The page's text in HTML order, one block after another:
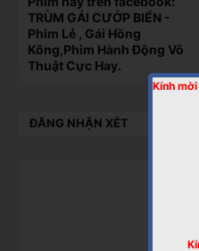
Kính
TRÙM GÁI CƯỚP BIỂN -
Phim Lẻ , Gái Hồng
Kông,Phim Hành Động Võ
Thuật Cực Hay.
ĐĂNG NHẬN XÉT